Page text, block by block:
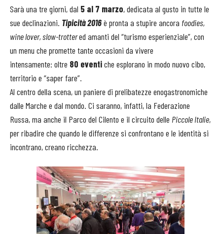
Sarà una tre giorni, dal 5 al 7 marzo, dedicata al gusto in tutte le
sue declinazioni. Tipicità 2016è pronta a stupire ancora foodies,
wine lover, slow-trottered amanti del “turismo esperienziale”, con
un menu che promette tante occasioni da vivere
intensamente: oltre 80 eventiche esplorano in modo nuovo cibo,
territorio e “saper fare”.
Al centro della scena, un paniere di prelibatezze enogastronomiche
dalle Marche e dal mondo. Ci saranno, infatti, la Federazione
Russa, ma anche il Parco del Cilento e il circuito delle Piccole Italie,
per ribadire che quando le differenze si confrontano e le identità si
incontrano, creano ricchezza.